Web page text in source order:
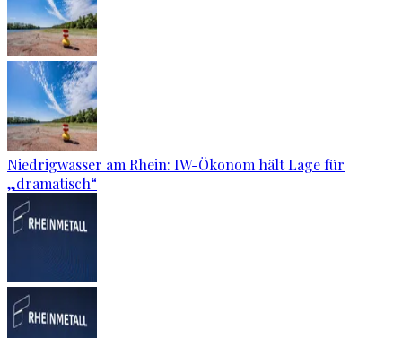
Niedrigwasser am Rhein: IW-Ökonom hält Lage für
„dramatisch“